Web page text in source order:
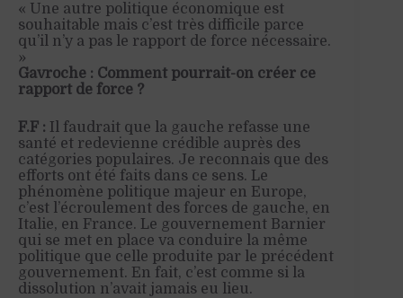
« Une autre politique économique est
souhaitable mais c’est très difficile parce
qu’il n’y a pas le rapport de force nécessaire.
»
Gavroche : Comment pourrait-on créer ce
rapport de force ?
F.F : Il faudrait que la gauche refasse une
santé et redevienne crédible auprès des
catégories populaires. Je reconnais que des
efforts ont été faits dans ce sens. Le
phénomène politique majeur en Europe,
c’est l’écroulement des forces de gauche, en
Italie, en France. Le gouvernement Barnier
qui se met en place va conduire la même
politique que celle produite par le précédent
gouvernement. En fait, c’est comme si la
dissolution n’avait jamais eu lieu.